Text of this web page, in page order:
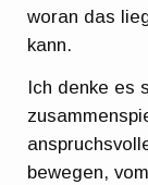
woran das
kann.
Ich denke es
bewegen,